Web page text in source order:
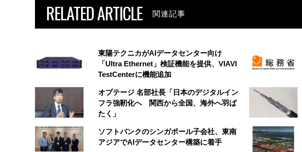
RELATED ARTICLE 関連記事
東陽テクニカがAIデータセンター向け
「Ultra Ethernet」検証機能を提供、VIAVI
TestCenterに機能追加
オプテージ 名部社長「日本のデジタルイン
フラ強靭化へ 関西から全国、海外へ羽ば
たく」
ソフトバンクのシンガポール子会社、東南
アジアでAIデータセンター構築に着手